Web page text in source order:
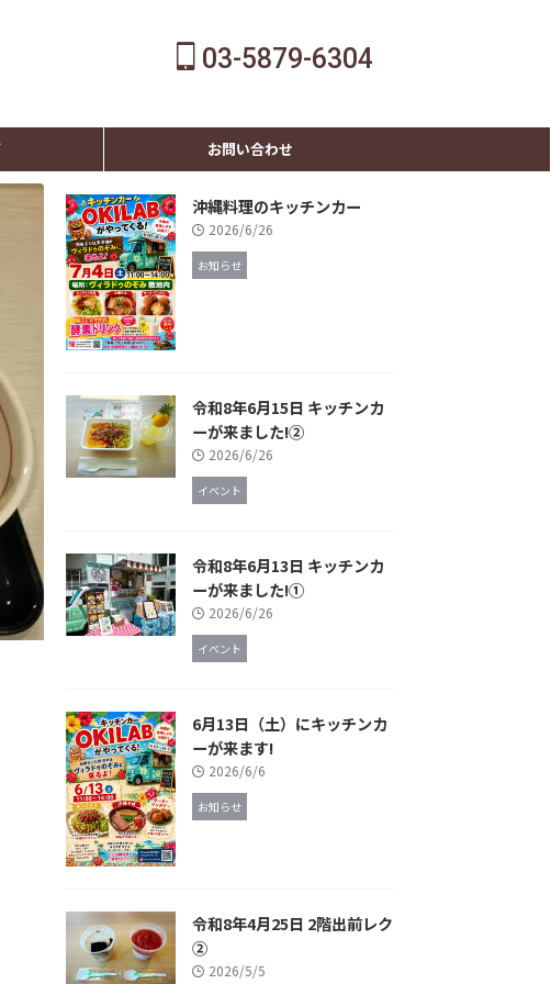
03-5879-6304
お問い合わせ
沖縄料理のキッチンカー
2026/6/26
お知らせ
令和8年6月15日 キッチンカ
ーが来ました!②
2026/6/26
イベント
令和8年6月13日 キッチンカ
ーが来ました!①
2026/6/26
イベント
6月13日（土）にキッチンカ
ーが来ます!
2026/6/6
お知らせ
令和8年4月25日 2階出前レク
②
2026/5/5